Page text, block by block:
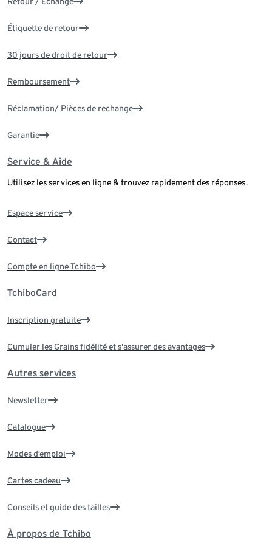
Étiquette de retour
30 jours de droit de retour
Remboursement
Réclamation/ Pièces de rechange
Garantie
Service & Aide
Utilisez les services en ligne & trouvez rapidement des réponses.
Espace service
Contact
Compte en ligne Tchibo
TchiboCard
Inscription gratuite
Cumuler les Grains fidélité et s'assurer des avantages
Autres services
Newsletter
Catalogue
Modes d’emploi
Cartes cadeau
Conseils et guide des tailles
À propos de Tchibo